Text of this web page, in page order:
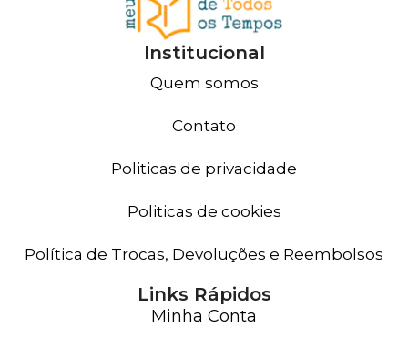
Institucional
Quem somos
Contato
Politicas de privacidade
Politicas de cookies
Política de Trocas, Devoluções e Reembolsos
Links Rápidos
Minha Conta